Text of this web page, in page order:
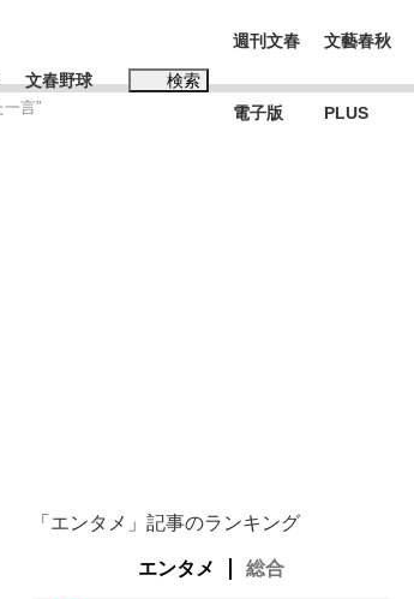
”の真実 選手が明かす...
文春野球 検索
週刊文春
電子版
文藝春秋
PLUS
言”
「エンタメ」記事のランキング
エンタメ 総合